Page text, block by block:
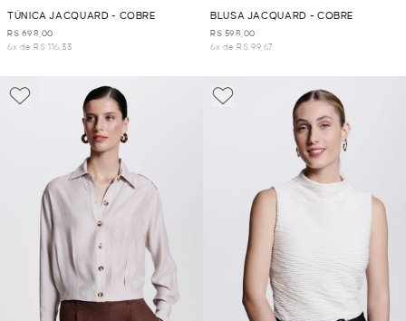
TÚNICA JACQUARD - COBRE
R$ 698,00
6x de R$ 116,33
BLUSA JACQUARD - COBRE
R$ 598,00
6x de R$ 99,67